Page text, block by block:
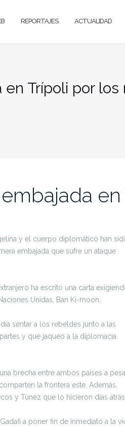
REPORTAJES ACTUALIDAD
Trípoli por
en
y el cuerpo diplomático han
embajada que sufre un ataque
ha escrito una carta
Unidas, Ban Ki-moon.
sentar a los rebeldes junto a las
y que jaqueó a la diplomacia
brecha entre ambos países a
la frontera este. Además,
y Túnez que lo hicieron días atrás.
a poner fin de inmediato a la